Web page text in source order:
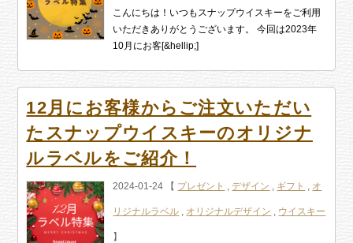
こんにちは！いつもスナップウイスキーをご利用
いただきありがとうございます。 今回は2023年
10月にお客[&hellip;]
12月にお客様からご注文いただい
たスナップウイスキーのオリジナ
ルラベルをご紹介！
2024-01-24 【 プレゼント ,デザイン , ギフト , オ
リジナルラベル , オリジナルデザイン , ウイスキー
】